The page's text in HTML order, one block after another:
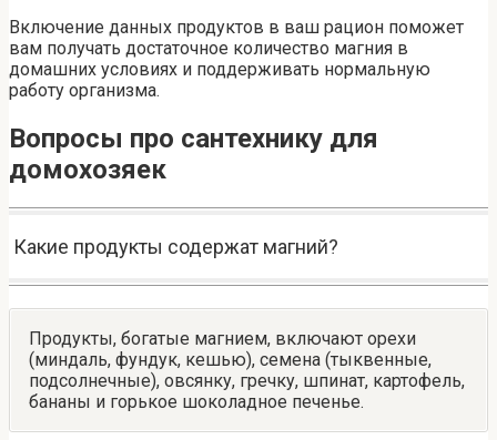
Включение данных продуктов в ваш рацион поможет
вам получать достаточное количество магния в
домашних условиях и поддерживать нормальную
работу организма.
Вопросы про сантехнику для
домохозяек
Какие продукты содержат магний?
Продукты, богатые магнием, включают орехи
(миндаль, фундук, кешью), семена (тыквенные,
подсолнечные), овсянку, гречку, шпинат, картофель,
бананы и горькое шоколадное печенье.